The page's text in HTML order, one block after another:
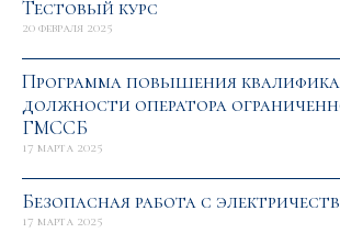
Тестовый курс
20 февраля 2025
Программа повышения
должности оператора
ГМССБ
17 марта 2025
Безопасная работа с
17 марта 2025